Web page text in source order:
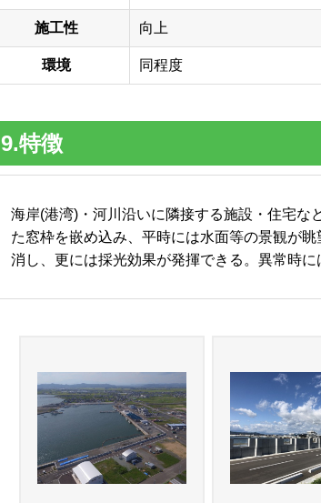
施工性 向上
環境 同程度
9.特徴
海岸(港湾)・河川沿いに隣接する施設・住宅な
た窓枠を嵌め込み、平時には水面等の景観が
消し、更には採光効果が発揮できる。異常時